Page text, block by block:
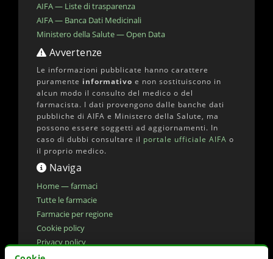
AIFA — Liste di trasparenza
AIFA — Banca Dati Medicinali
Ministero della Salute — Open Data
Avvertenze
Le informazioni pubblicate hanno carattere
puramente informativo e non sostituiscono in
alcun modo il consulto del medico o del
farmacista. I dati provengono dalle banche dati
pubbliche di AIFA e Ministero della Salute, ma
possono essere soggetti ad aggiornamenti. In
caso di dubbi consultare il portale ufficiale AIFA o
il proprio medico.
Naviga
Home — farmaci
Tutte le farmacie
Farmacie per regione
Cookie policy
Privacy policy
Dichiarazione di accessibilita'